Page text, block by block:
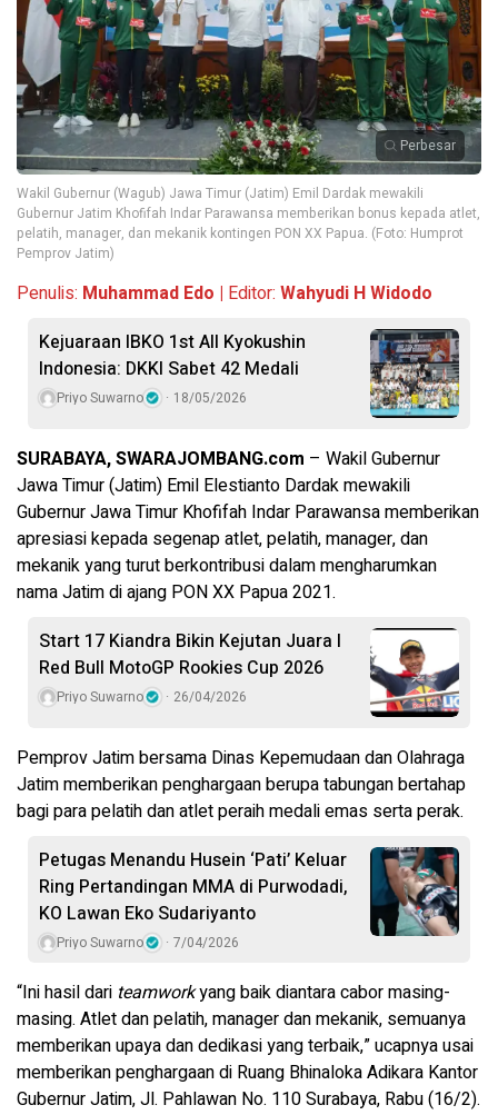
Perbesar
Wakil Gubernur (Wagub) Jawa Timur (Jatim) Emil Dardak mewakili
Gubernur Jatim Khofifah Indar Parawansa memberikan bonus kepada atlet,
pelatih, manager, dan mekanik kontingen PON XX Papua. (Foto: Humprot
Pemprov Jatim)
Penulis: Muhammad Edo | Editor: Wahyudi H Widodo
Kejuaraan IBKO 1st All Kyokushin
Indonesia: DKKI Sabet 42 Medali
Priyo Suwarno 18/05/2026
SURABAYA, SWARAJOMBANG.com – Wakil Gubernur
Jawa Timur (Jatim) Emil Elestianto Dardak mewakili
Gubernur Jawa Timur Khofifah Indar Parawansa memberikan
apresiasi kepada segenap atlet, pelatih, manager, dan
mekanik yang turut berkontribusi dalam mengharumkan
nama Jatim di ajang PON XX Papua 2021.
Start 17 Kiandra Bikin Kejutan Juara I
Red Bull MotoGP Rookies Cup 2026
Priyo Suwarno 26/04/2026
Pemprov Jatim bersama Dinas Kepemudaan dan Olahraga
Jatim memberikan penghargaan berupa tabungan bertahap
bagi para pelatih dan atlet peraih medali emas serta perak.
Petugas Menandu Husein ‘Pati’ Keluar
Ring Pertandingan MMA di Purwodadi,
KO Lawan Eko Sudariyanto
Priyo Suwarno 7/04/2026
“Ini hasil dari teamworkyang baik diantara cabor masing-
masing. Atlet dan pelatih, manager dan mekanik, semuanya
memberikan upaya dan dedikasi yang terbaik,” ucapnya usai
memberikan penghargaan di Ruang Bhinaloka Adikara Kantor
Gubernur Jatim, Jl. Pahlawan No. 110 Surabaya, Rabu (16/2).